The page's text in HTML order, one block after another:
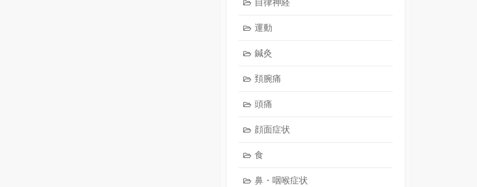
運動
鍼灸
頚腕痛
頭痛
顔面症状
食
鼻・咽喉症状